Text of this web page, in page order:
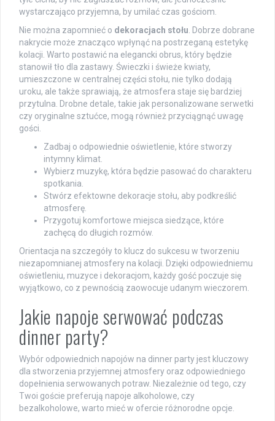
wystarczająco przyjemna, by umilać czas gościom.
Nie można zapomnieć o dekoracjach stołu . Dobrze dobrane
nakrycie może znacząco wpłynąć na postrzeganą estetykę
kolacji. Warto postawić na elegancki obrus, który będzie
stanowił tło dla zastawy. Świeczki i świeże kwiaty,
umieszczone w centralnej części stołu, nie tylko dodają
uroku, ale także sprawiają, że atmosfera staje się bardziej
przytulna. Drobne detale, takie jak personalizowane serwetki
czy oryginalne sztućce, mogą również przyciągnąć uwagę
gości.
Zadbaj o odpowiednie oświetlenie, które stworzy
intymny klimat.
Wybierz muzykę, która będzie pasować do charakteru
spotkania.
Stwórz efektowne dekoracje stołu, aby podkreślić
atmosferę.
Przygotuj komfortowe miejsca siedzące, które
zachęcą do długich rozmów.
Orientacja na szczegóły to klucz do sukcesu w tworzeniu
niezapomnianej atmosfery na kolacji. Dzięki odpowiedniemu
oświetleniu, muzyce i dekoracjom, każdy gość poczuje się
wyjątkowo, co z pewnością zaowocuje udanym wieczorem.
Jakie napoje serwować podczas
dinner party?
Wybór odpowiednich napojów na dinner party jest kluczowy
dla stworzenia przyjemnej atmosfery oraz odpowiedniego
dopełnienia serwowanych potraw. Niezależnie od tego, czy
Twoi goście preferują napoje alkoholowe, czy
bezalkoholowe, warto mieć w ofercie różnorodne opcje.